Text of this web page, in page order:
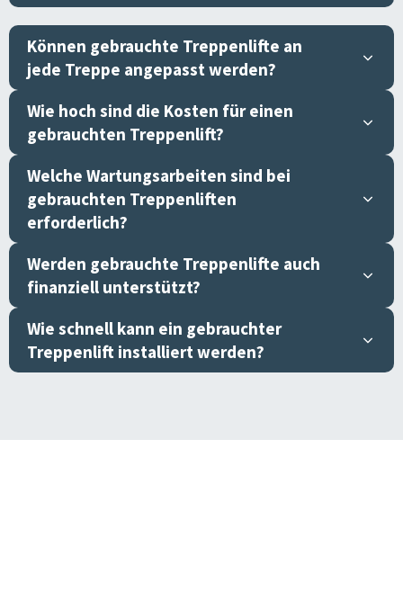
Können gebrauchte Treppenlifte an
jede Treppe angepasst werden?
Wie hoch sind die Kosten für einen
gebrauchten Treppenlift?
Welche Wartungsarbeiten sind bei
gebrauchten Treppenliften
erforderlich?
Werden gebrauchte Treppenlifte auch
finanziell unterstützt?
Wie schnell kann ein gebrauchter
Treppenlift installiert werden?